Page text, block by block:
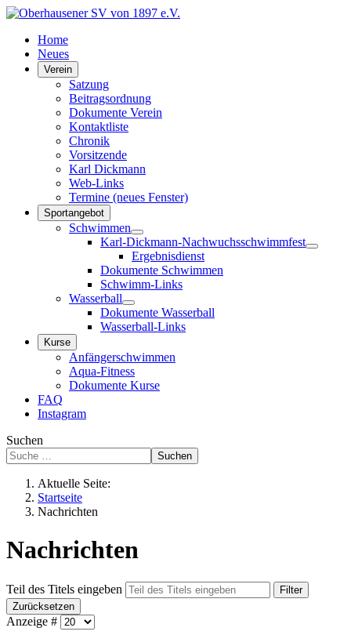
Home
Neues
Verein
Satzung
Beitragsordnung
Dokumente Verein
Kontaktliste
Chronik
Vorsitzende
Karl Dickmann
Web-Links
Termine (neues Fenster)
Sportangebot
Schwimmen
Karl-Dickmann-Nachwuchsschwimmfest
Ergebnisdienst
Dokumente Schwimmen
Schwimm-Links
Wasserball
Dokumente Wasserball
Wasserball-Links
Kurse
Anfängerschwimmen
Aqua-Fitness
Dokumente Kurse
FAQ
Instagram
Suchen
Suchen
Aktuelle Seite:
Startseite
Nachrichten
Nachrichten
Teil des Titels eingeben
Filter
Zurücksetzen
Anzeige #